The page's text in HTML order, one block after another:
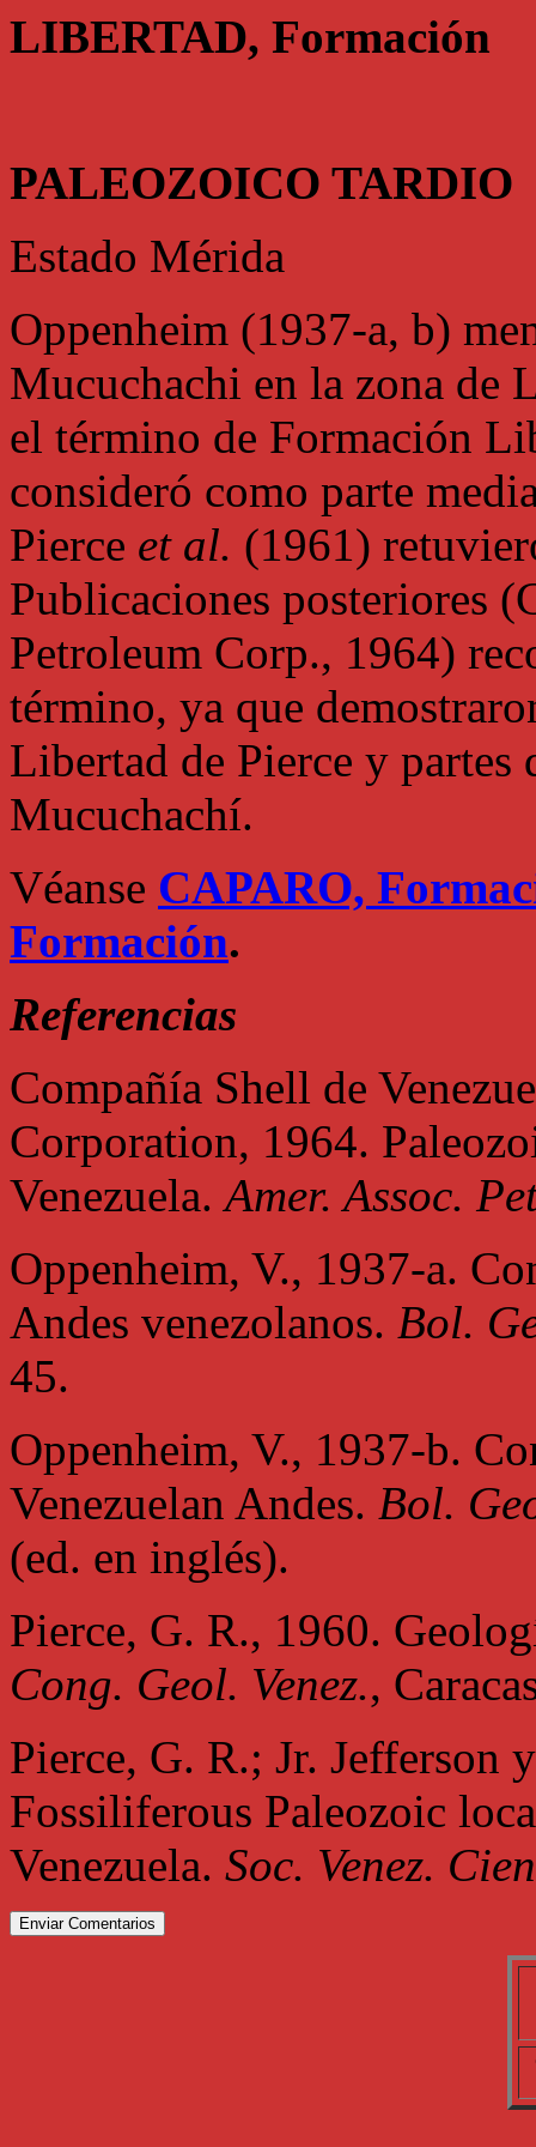
LIBERTAD, Formación
PALEOZOICO TARDIO
Estado Mérida
Oppenheim (1937-a, b)
Mucuchachi en la zona de
el término de Formación
consideró como parte
Pierce et al. (1961)
Publicaciones posteriores
Petroleum Corp., 1964)
término, ya que
Libertad de Pierce y partes
Mucuchachí.
Véanse CAPARO,
Formación.
Referencias
Compañía Shell de
Corporation, 1964.
Venezuela.Amer. Assoc.
Oppenheim, V., 1937-a.
Andes venezolanos. Bol.
45.
Oppenheim, V., 1937-b.
Venezuelan Andes. Bol.
(ed. en inglés).
Pierce, G. R., 1960.
Cong. Geol. Venez.,
Pierce, G. R.; Jr. Jefferson
Fossiliferous Paleozoic
Venezuela. Soc. Venez.